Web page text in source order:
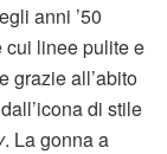
anni ’50
cui linee pulite e
grazie all’abito
di stile
. La gonna a